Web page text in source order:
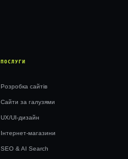
ПОСЛУГИ
Розробка сайтів
Сайти за галузями
UX/UI-дизайн
Інтернет-магазини
SEO & AI Search